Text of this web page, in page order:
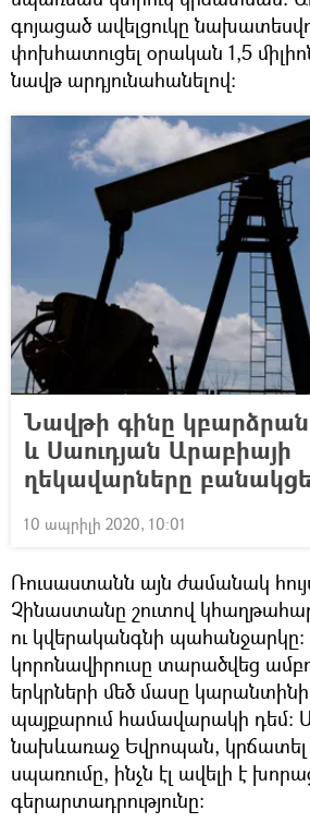
գոյացած ավելցուկը
փոխհատուցել օրական 1,5
նավթ արդյունահանելով։
Նավթի գինը
և Սաուդյան Արաբիայի
ղեկավարները
10 ապրիլի 2020, 10:01
Ռուսաստանն այն ժամանակ
Չինաստանը շուտով
ու կվերականգնի պահանջարկը։
կորոնավիրուսը տարածվեց
երկրների մեծ մասը կարանտինի
պայքարում համավարակի դեմ։
նախևառաջ Եվրոպան, կրճատել
սպառումը, ինչն էլ ավելի է
գերարտադրությունը։